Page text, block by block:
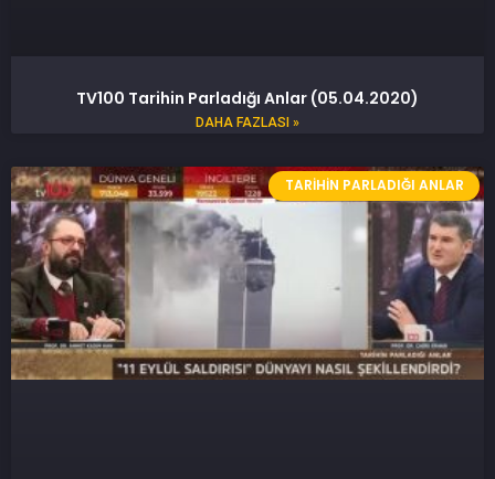
TV100 Tarihin Parladığı Anlar (05.04.2020)
DAHA FAZLASI »
TARIHIN PARLADIĞI ANLAR